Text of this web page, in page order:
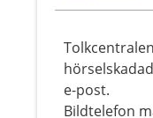
e-post.
Bildtelefon